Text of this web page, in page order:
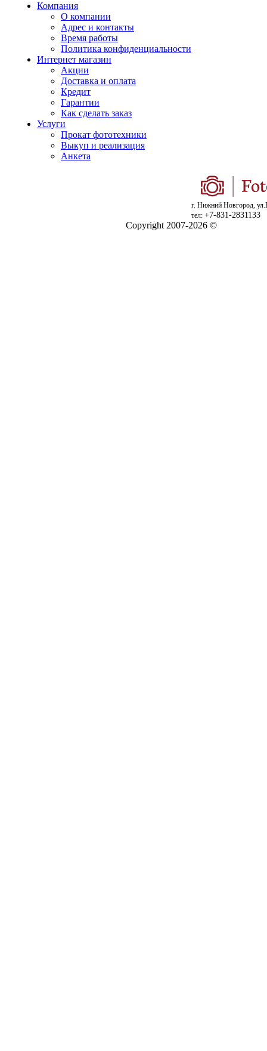
Компания
О компании
Адрес и контакты
Время работы
Политика конфиденциальности
Интернет магазин
Акции
Доставка и оплата
Кредит
Гарантии
Как сделать заказ
Услуги
Прокат фототехники
Выкуп и реализация
Анкета
г. Нижний Новгород,
тел: +7-831-2831133
Copyright 2007-2026 ©